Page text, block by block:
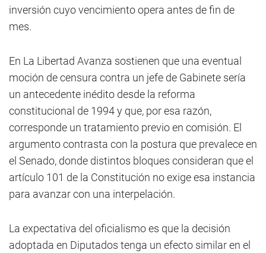
inversión cuyo vencimiento opera antes de fin de
mes.
En La Libertad Avanza sostienen que una eventual
moción de censura contra un jefe de Gabinete sería
un antecedente inédito desde la reforma
constitucional de 1994 y que, por esa razón,
corresponde un tratamiento previo en comisión. El
argumento contrasta con la postura que prevalece en
el Senado, donde distintos bloques consideran que el
artículo 101 de la Constitución no exige esa instancia
para avanzar con una interpelación.
La expectativa del oficialismo es que la decisión
adoptada en Diputados tenga un efecto similar en el